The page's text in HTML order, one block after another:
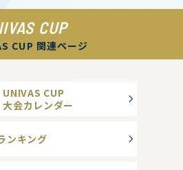
CUP
CUP 関連ページ
UNIVAS CUP
大会カレンダー
ンキング